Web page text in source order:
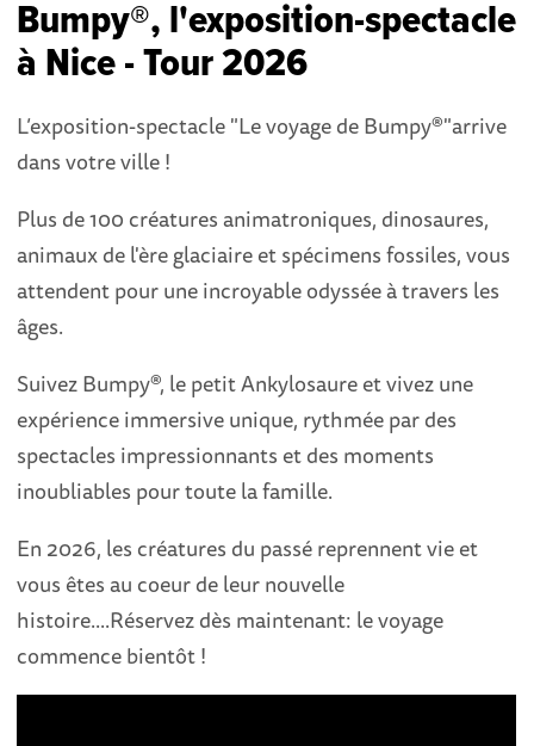
Bumpy®, l'exposition-spectacle
à Nice - Tour 2026
L’exposition-spectacle "Le voyage de Bumpy®"arrive
dans votre ville !
Plus de 100 créatures animatroniques, dinosaures,
animaux de l'ère glaciaire et spécimens fossiles, vous
attendent pour une incroyable odyssée à travers les
âges.
Suivez Bumpy®, le petit Ankylosaure et vivez une
expérience immersive unique, rythmée par des
spectacles impressionnants et des moments
inoubliables pour toute la famille.
En 2026, les créatures du passé reprennent vie et
vous êtes au coeur de leur nouvelle
histoire....Réservez dès maintenant: le voyage
commence bientôt !